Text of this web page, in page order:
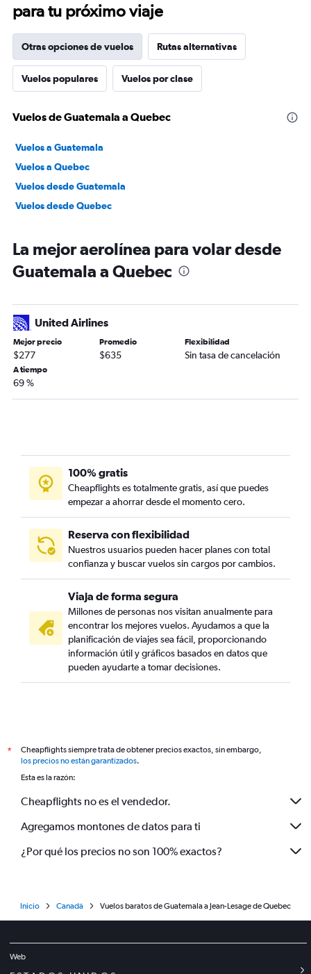
para tu próximo viaje
Otras opciones de vuelos Rutas alternativas
Vuelos populares Vuelos por clase
Vuelos de Guatemala a Quebec
Vuelos a Guatemala
Vuelos a Quebec
Vuelos desde Guatemala
Vuelos desde Quebec
La mejor aerolínea para volar desde
Guatemala a Quebec
United Airlines
Mejor precio
$277
Promedio
$635
Flexibilidad
Sin tasa de cancelación
A tiempo
69 %
100% gratis
Cheapflights es totalmente gratis, así que puedes
empezar a ahorrar desde el momento cero.
Reserva con flexibilidad
Nuestros usuarios pueden hacer planes con total
confianza y buscar vuelos sin cargos por cambios.
Viaja de forma segura
Millones de personas nos visitan anualmente para
encontrar los mejores vuelos. Ayudamos a que la
planificación de viajes sea fácil, proporcionando
información útil y gráficos basados en datos que
pueden ayudarte a tomar decisiones.
*
Cheapflights siempre trata de obtener precios exactos, sin embargo,
los precios no están garantizados.
Esta es la razón:
Cheapflights no es el vendedor.
Agregamos montones de datos para ti
¿Por qué los precios no son 100% exactos?
Inicio Canadá Vuelos baratos de Guatemala a Jean-Lesage de Quebec
Web